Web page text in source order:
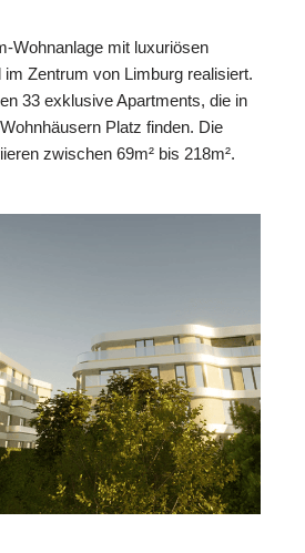
Wohnanlage mit luxuriösen
im Zentrum von Limburg realisiert.
33 exklusive Apartments, die in
Platz finden. Die
zwischen 69m² bis 218m².